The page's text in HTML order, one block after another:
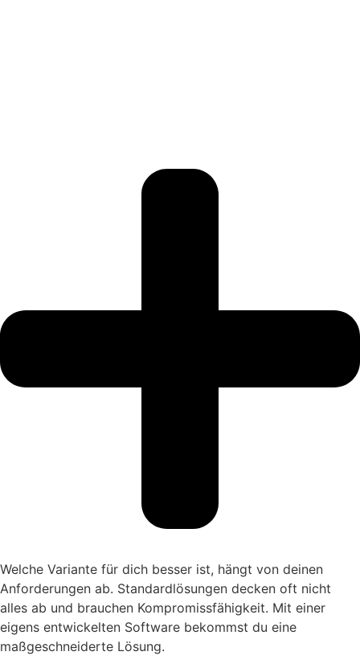
Welche Variante für dich besser ist, hängt von deinen
Anforderungen ab. Standardlösungen decken oft nicht
alles ab und brauchen Kompromissfähigkeit. Mit einer
eigens entwickelten Software bekommst du eine
maßgeschneiderte Lösung.